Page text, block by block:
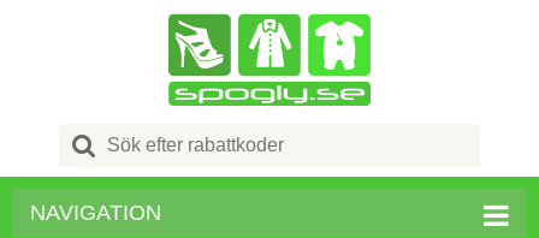
Search
for:
NAVIGATION